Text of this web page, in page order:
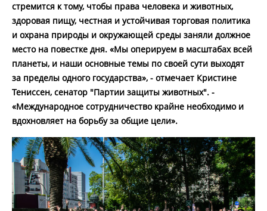
стремится к тому, чтобы права человека и животных,
здоровая пищу, честная и устойчивая торговая политика
и охрана природы и окружающей среды заняли должное
место на повестке дня. «Мы оперируем в масштабах всей
планеты, и наши основные темы по своей сути выходят
за пределы одного государства», - отмечает Кристине
Тениссен, сенатор "Партии защиты животных". -
«Международное сотрудничество крайне необходимо и
вдохновляет на борьбу за общие цели».